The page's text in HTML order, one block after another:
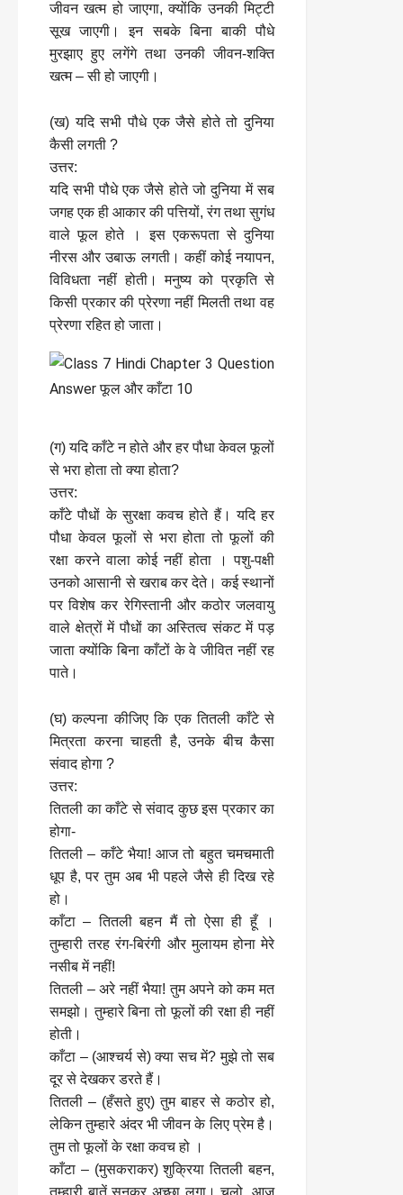
जीवन खत्म हो जाएगा, क्योंकि उनकी मिट्टी
सूख जाएगी। इन सबके बिना बाकी पौधे
मुरझाए हुए लगेंगे तथा उनकी जीवन-शक्ति
खत्म – सी हो जाएगी।
(ख) यदि सभी पौधे एक जैसे होते तो दुनिया
कैसी लगती ?
उत्तर:
यदि सभी पौधे एक जैसे होते जो दुनिया में सब
जगह एक ही आकार की पत्तियों, रंग तथा सुगंध
वाले फूल होते । इस एकरूपता से दुनिया
नीरस और उबाऊ लगती। कहीं कोई नयापन,
विविधता नहीं होती। मनुष्य को प्रकृति से
किसी प्रकार की प्रेरणा नहीं मिलती तथा वह
प्रेरणा रहित हो जाता।
(ग) यदि काँटे न होते और हर पौधा केवल फूलों
से भरा होता तो क्या होता?
उत्तर:
काँटे पौधों के सुरक्षा कवच होते हैं। यदि हर
पौधा केवल फूलों से भरा होता तो फूलों की
रक्षा करने वाला कोई नहीं होता । पशु-पक्षी
उनको आसानी से खराब कर देते। कई स्थानों
पर विशेष कर रेगिस्तानी और कठोर जलवायु
वाले क्षेत्रों में पौधों का अस्तित्व संकट में पड़
जाता क्योंकि बिना काँटों के वे जीवित नहीं रह
पाते।
(घ) कल्पना कीजिए कि एक तितली काँटे से
मित्रता करना चाहती है, उनके बीच कैसा
संवाद होगा ?
उत्तर:
तितली का काँटे से संवाद कुछ इस प्रकार का
होगा-
तितली – काँटे भैया! आज तो बहुत चमचमाती
धूप है, पर तुम अब भी पहले जैसे ही दिख रहे
हो।
काँटा – तितली बहन मैं तो ऐसा ही हूँ ।
तुम्हारी तरह रंग-बिरंगी और मुलायम होना मेरे
नसीब में नहीं!
तितली – अरे नहीं भैया! तुम अपने को कम मत
समझो। तुम्हारे बिना तो फूलों की रक्षा ही नहीं
होती।
काँटा – (आश्चर्य से) क्या सच में? मुझे तो सब
दूर से देखकर डरते हैं।
तितली – (हँसते हुए) तुम बाहर से कठोर हो,
लेकिन तुम्हारे अंदर भी जीवन के लिए प्रेम है।
तुम तो फूलों के रक्षा कवच हो ।
काँटा – (मुसकराकर) शुक्रिया तितली बहन,
तुम्हारी बातें सुनकर अच्छा लगा। चलो, आज